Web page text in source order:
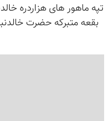
تپه ماهور های هزاردره
بقعه متبرکه حضرت